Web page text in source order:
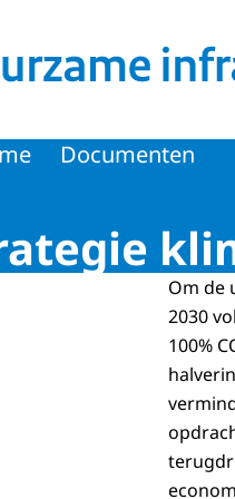
Documenten
Om de
2030
100%